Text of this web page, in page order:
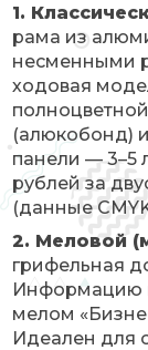
1.
рама из
несменными
ходовая
(алюкобонд)
панели — 3–5
рублей за
(данные
2. Меловой
грифельная
Информацию
мелом
Идеален для